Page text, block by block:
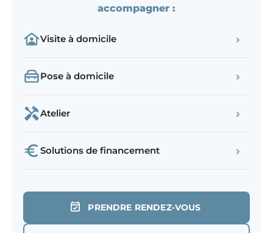
accompagner :
Visite à domicile ›
Pose à domicile ›
Atelier ›
Solutions de financement ›
PRENDRE RENDEZ-VOUS